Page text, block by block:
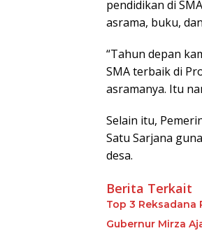
pendidikan di
asrama, buku,
“Tahun depan
SMA terbaik di
asramanya. Itu
Selain itu,
Satu Sarjana
desa.
Berita Terkait
Top 3 Reksadana
Gubernur Mirza